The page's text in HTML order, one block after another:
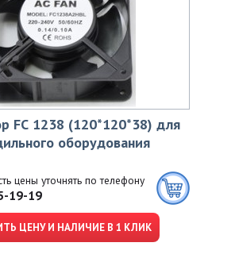
FС 1238 (120*120*38) для
оборудования
цены уточнять по телефону
19-19
ЦЕНУ И НАЛИЧИЕ В 1 КЛИК